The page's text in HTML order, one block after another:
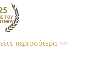
περισσότερα >>